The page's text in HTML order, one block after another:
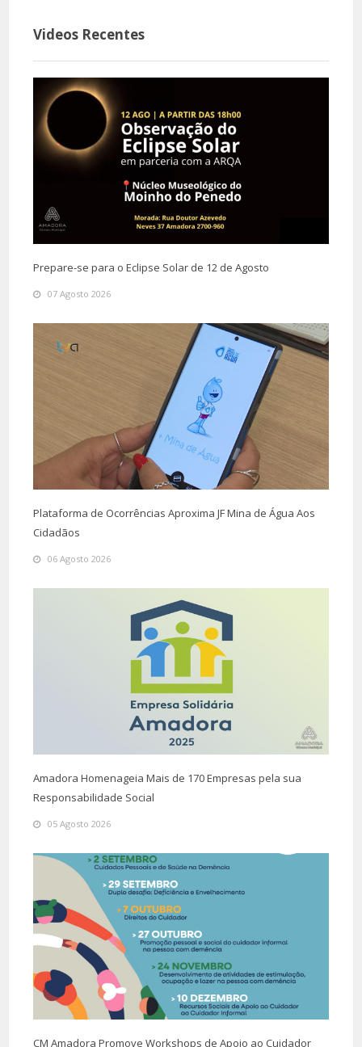
Videos Recentes
Prepare-se para o Eclipse Solar de 12 de Agosto
07 Agosto 2026
Plataforma de Ocorrências Aproxima JF Mina de Água Aos
Cidadãos
06 Agosto 2026
Amadora Homenageia Mais de 170 Empresas pela sua
Responsabilidade Social
05 Agosto 2026
CM Amadora Promove Workshops de Apoio ao Cuidador